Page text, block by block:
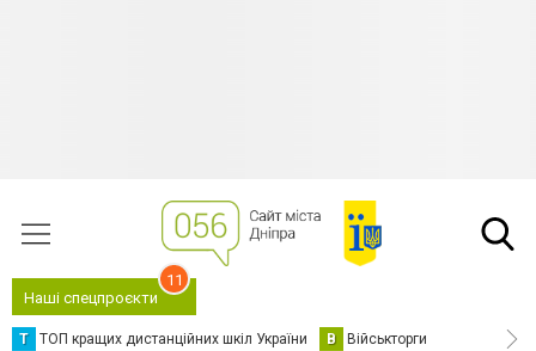
Наші спецпроєкти
11
Т ТОП кращих дистанційних шкіл України В Військторги